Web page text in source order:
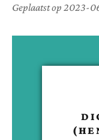
Geplaatst op 2023-